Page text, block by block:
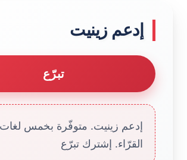
إدعم زينيت
تبرّع
إدعم زينيت. متوفّرة بخمس
القرّاء. إشترك تبرّع